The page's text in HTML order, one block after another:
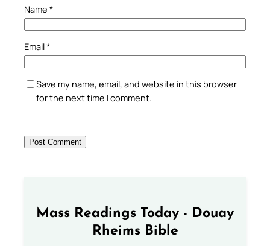
Name *
Email*
Save my name, email, and website in this browser
for the next time I comment.
Mass Readings Today - Douay
Rheims Bible